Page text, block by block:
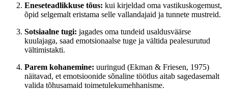
Eneseteadlikkuse tõus: kui kirjeldad oma vastikuskogemust,
õpid selgemalt eristama selle vallandajaid ja tunnete mustreid.
Sotsiaalne tugi: jagades oma tundeid usaldusväärse
kuulajaga, saad emotsionaalse tuge ja vältida pealesurutud
vältimistakti.
Parem kohanemine: uuringud (Ekman & Friesen, 1975)
näitavad, et emotsioonide sõnaline töötlus aitab sagedasemalt
valida tõhusamaid toimetulekumehhanisme.